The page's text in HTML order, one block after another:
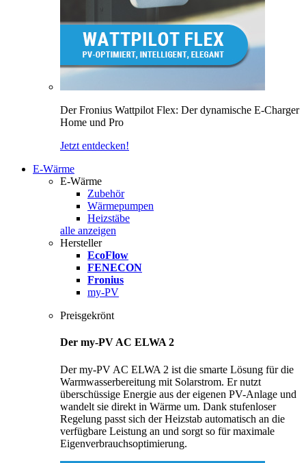
Der Fronius Wattpilot Flex: Der dynamische E-Charger
Home und Pro
Jetzt entdecken!
E-Wärme
E-Wärme
Zubehör
Wärmepumpen
Heizstäbe
alle anzeigen
Hersteller
EcoFlow
FENECON
Fronius
my-PV
Preisgekrönt
Der my-PV AC ELWA 2
Der my-PV AC ELWA 2 ist die smarte Lösung für die
Warmwasserbereitung mit Solarstrom. Er nutzt
überschüssige Energie aus der eigenen PV-Anlage und
wandelt sie direkt in Wärme um. Dank stufenloser
Regelung passt sich der Heizstab automatisch an die
verfügbare Leistung an und sorgt so für maximale
Eigenverbrauchsoptimierung.